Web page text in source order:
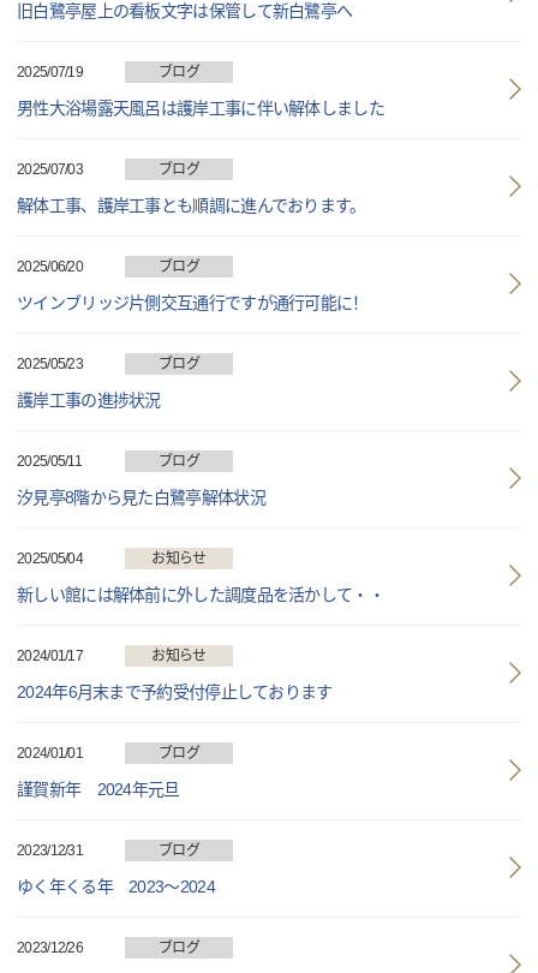
旧白鷺亭屋上の看板文字は保管して新白鷺亭へ
2025/07/19 ブログ
男性大浴場露天風呂は護岸工事に伴い解体しました
2025/07/03 ブログ
解体工事、護岸工事とも順調に進んでおります。
2025/06/20 ブログ
ツインブリッジ片側交互通行ですが通行可能に！
2025/05/23 ブログ
護岸工事の進捗状況
2025/05/11 ブログ
汐見亭8階から見た白鷺亭解体状況
2025/05/04 お知らせ
新しい館には解体前に外した調度品を活かして・・
2024/01/17 お知らせ
2024年6月末まで予約受付停止しております
2024/01/01 ブログ
謹賀新年 2024年元旦
2023/12/31 ブログ
ゆく年くる年 2023～2024
2023/12/26 ブログ